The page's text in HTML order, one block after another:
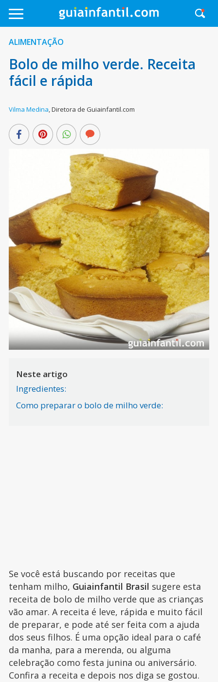
ALIMENTAÇÃO
Bolo de milho verde. Receita
fácil e rápida
Vilma Medina,Diretora de Guiainfantil.com
Neste artigo
Ingredientes:
Como preparar o bolo de milho verde:
Se você está buscando por receitas que
tenham milho, Guiainfantil Brasil sugere esta
receita de bolo de milho verde que as crianças
vão amar. A receita é leve, rápida e muito fácil
de preparar, e pode até ser feita com a ajuda
dos seus filhos. É uma opção ideal para o café
da manha, para a merenda, ou alguma
celebração como festa junina ou aniversário.
Confira a receita e depois nos diga se gostou.